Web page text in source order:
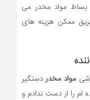
مواد مخدر می
ممکن هزینه های
مواد مخدردستگیر
ام را از دست ندادم و